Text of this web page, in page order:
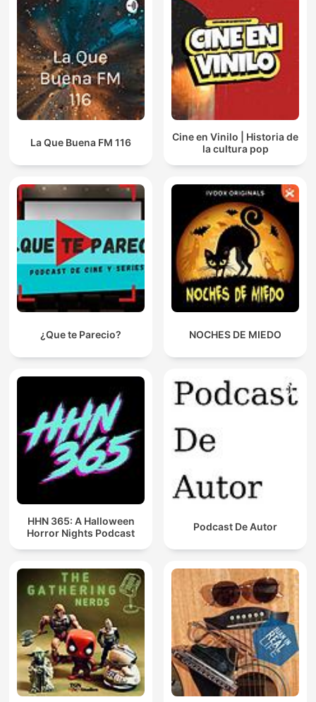
La Que Buena FM 116
Cine en Vinilo | Historia de
la cultura pop
¿Que te Parecio? NOCHES DE MIEDO
HHN 365: A Halloween
Horror Nights Podcast
Podcast De Autor